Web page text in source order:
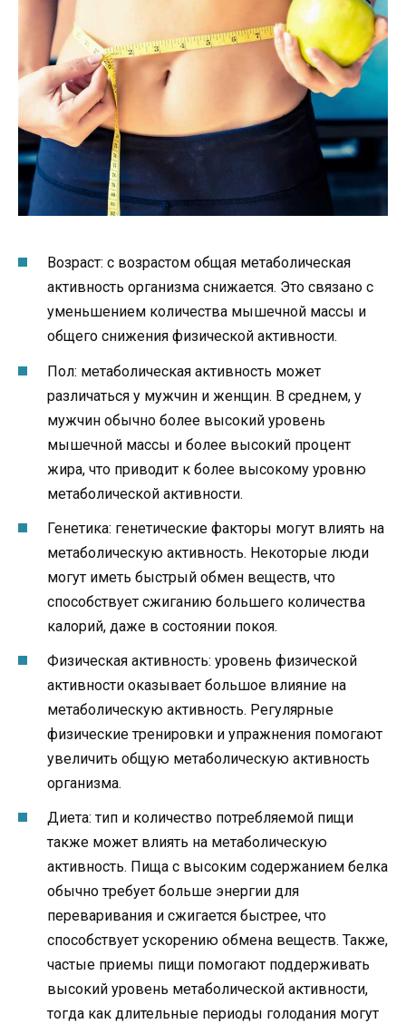
Возраст: с возрастом общая метаболическая
активность организма снижается. Это связано с
уменьшением количества мышечной массы и
общего снижения физической активности.
Пол: метаболическая активность может
различаться у мужчин и женщин. В среднем, у
мужчин обычно более высокий уровень
мышечной массы и более высокий процент
жира, что приводит к более высокому уровню
метаболической активности.
Генетика: генетические факторы могут влиять на
метаболическую активность. Некоторые люди
могут иметь быстрый обмен веществ, что
способствует сжиганию большего количества
калорий, даже в состоянии покоя.
Физическая активность: уровень физической
активности оказывает большое влияние на
метаболическую активность. Регулярные
физические тренировки и упражнения помогают
увеличить общую метаболическую активность
организма.
Диета: тип и количество потребляемой пищи
также может влиять на метаболическую
активность. Пища с высоким содержанием белка
обычно требует больше энергии для
переваривания и сжигается быстрее, что
способствует ускорению обмена веществ. Также,
частые приемы пищи помогают поддерживать
высокий уровень метаболической активности,
тогда как длительные периоды голодания могут